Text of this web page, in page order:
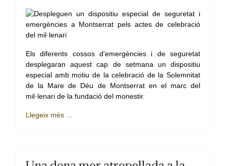
Els diferents cossos d'emergències i de seguretat
desplegaran aquest cap de setmana un dispositiu
especial amb motiu de la celebració de la Solemnitat
de la Mare de Déu de Montserrat en el marc del
mil·lenari de la fundació del monestir.
Llegeix més …